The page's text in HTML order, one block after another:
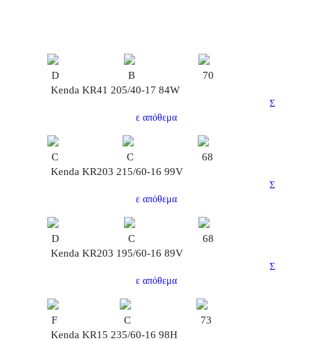
D B
70
Kenda KR41 205/40-17 84W
Σ
ε απόθεμα
C C
68
Kenda KR203 215/60-16 99V
Σ
ε απόθεμα
D C
68
Kenda KR203 195/60-16 89V
Σ
ε απόθεμα
F C
73
Kenda KR15 235/60-16 98H